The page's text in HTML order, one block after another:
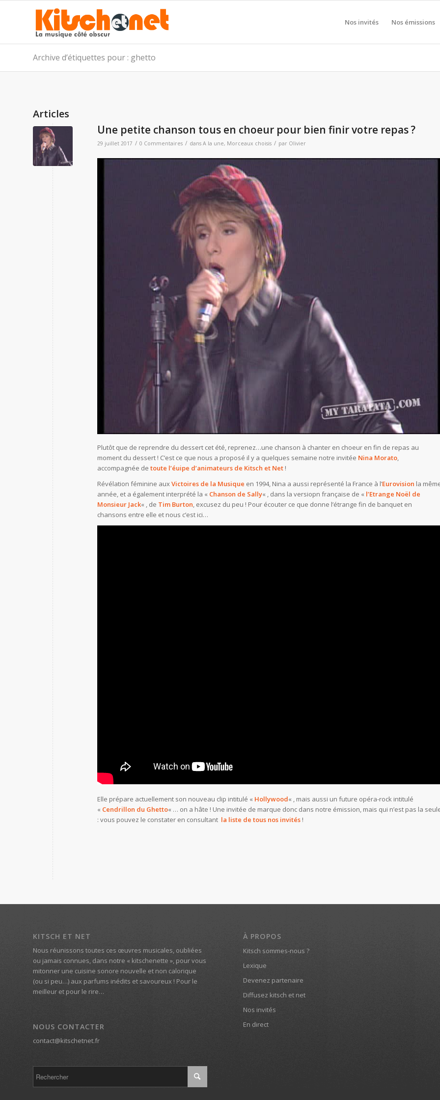
Nos invités Nos émissions
Archive d’étiquettes pour : ghetto
Articles
Une petite chanson tous en choeur pour bien finir votre repas ?
29 juillet 2017 / 0 Commentaires / dans A la une, Morceaux choisis / par Olivier
Plutôt que de reprendre du dessert cet été, reprenez…une chanson à chanter en choeur en fin de repas au
moment du dessert ! C’est ce que nous a proposé il y a quelques semaine notre invitée Nina Morato,
accompagnée de toute l’éuipe d’animateurs de Kitsch et Net !
Révélation féminine auxVictoires de la Musique en 1994, Nina a aussi représenté la France à l’Eurovision la
année, et a également interprété la « Chanson de Sally« , dans la versiopn française de « l’Etrange Noël de
Monsieur Jack« , de Tim Burton, excusez du peu ! Pour écouter ce que donne l’étrange fin de banquet en
chansons entre elle et nous c’est ici…
Elle prépare actuellement son nouveau clip intitulé « Hollywood« , mais aussi un future opéra-rock intitulé
« Cendrillon du Ghetto« … on a hâte ! Une invitée de marque donc dans notre émission, mais qui n’est pas la
: vous pouvez le constater en consultant la liste de tous nos invités !
KITSCH ET NET
Nous réunissons toutes ces œuvres musicales, oubliées
ou jamais connues, dans notre « kitschenette », pour vous
mitonner une cuisine sonore nouvelle et non calorique
(ou si peu…) aux parfums inédits et savoureux ! Pour le
meilleur et pour le rire…
NOUS CONTACTER
contact@kitschetnet.fr
À PROPOS
Kitsch sommes-nous ?
Lexique
Devenez partenaire
Diffusez kitsch et net
Nos invités
En direct